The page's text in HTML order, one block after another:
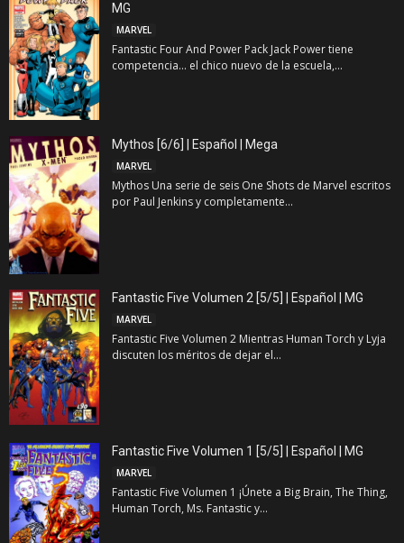
MG
MARVEL
Fantastic Four And Power Pack Jack Power tiene
competencia... el chico nuevo de la escuela,...
Mythos [6/6] | Español | Mega
MARVEL
Mythos Una serie de seis One Shots de Marvel escritos
por Paul Jenkins y completamente...
Fantastic Five Volumen 2 [5/5] | Español | MG
MARVEL
Fantastic Five Volumen 2 Mientras Human Torch y Lyja
discuten los méritos de dejar el...
Fantastic Five Volumen 1 [5/5] | Español | MG
MARVEL
Fantastic Five Volumen 1 ¡Únete a Big Brain, The Thing,
Human Torch, Ms. Fantastic y...